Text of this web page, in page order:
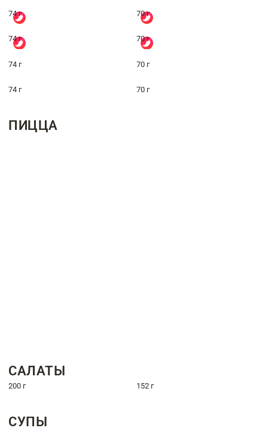
74 г 70 г
74 г 70 г
74 г 70 г
74 г 70 г
ПИЦЦА
САЛАТЫ
200 г 152 г
СУПЫ